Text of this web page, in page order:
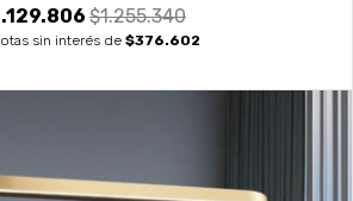
$1.255.340
sin interés de $376.602